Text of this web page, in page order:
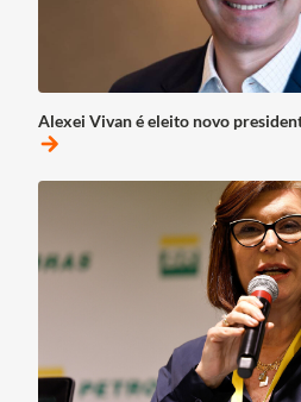
Alexei Vivan é eleito novo
arrow_forward